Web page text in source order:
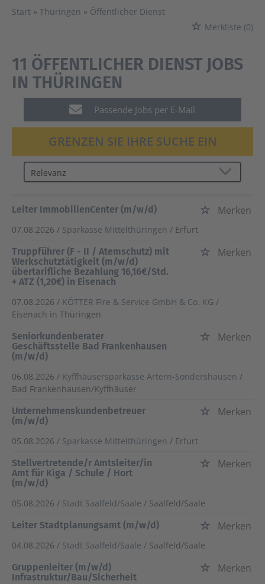
Start
Thüringen
Öffentlicher Dienst
Merkliste (0)
11 ÖFFENTLICHER DIENST JOBS
IN THÜRINGEN
Passende Jobs per E-Mail
GRENZEN SIE IHRE SUCHE EIN
Leiter ImmobilienCenter (m/w/d) Merken
07.08.2026 / Sparkasse Mittelthüringen / Erfurt
Truppführer (F - II / Atemschutz) mit
Werkschutztätigkeit (m/w/d)
übertarifliche Bezahlung 16,16€/Std.
+ ATZ (1,20€) in Eisenach
Merken
07.08.2026 / KÖTTER Fire & Service GmbH & Co. KG /
Eisenach in Thüringen
Seniorkundenberater
Geschäftsstelle Bad Frankenhausen
(m/w/d)
Merken
06.08.2026 / Kyffhäusersparkasse Artern-Sondershausen /
Bad Frankenhausen/Kyffhäuser
Unternehmenskundenbetreuer
(m/w/d)
Merken
05.08.2026 / Sparkasse Mittelthüringen / Erfurt
Stellvertretende/r Amtsleiter/in
Amt für Kiga / Schule / Hort
(m/w/d)
Merken
05.08.2026 / Stadt Saalfeld/Saale / Saalfeld/Saale
Leiter Stadtplanungsamt (m/w/d)
Merken
04.08.2026 / Stadt Saalfeld/Saale / Saalfeld/Saale
Gruppenleiter (m/w/d)
Infrastruktur/Bau/Sicherheit
Merken